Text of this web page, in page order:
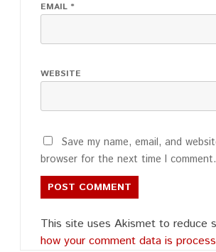
EMAIL *
WEBSITE
Save my name, email, and
browser for the next time I comment.
This site uses Akismet to reduce
how your comment data is